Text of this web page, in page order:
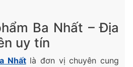
Ba Nhất – Địa
uy tín
Nhấtlà đơn vị chuyên cung